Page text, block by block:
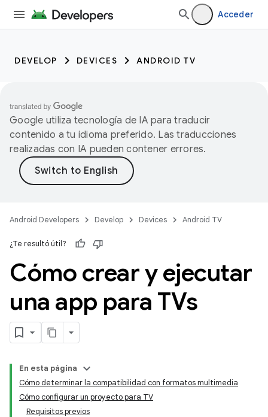
Acceder
DEVELOP DEVICES ANDROID TV
Google utiliza tecnología de IA para traducir
contenido a tu idioma preferido. Las traducciones
realizadas con IA pueden contener errores.
Android Developers Develop Devices Android TV
¿Te resultó útil?
Cómo crear y ejecutar
una app para TVs
En esta página
Cómo determinar la compatibilidad con formatos multimedia
Cómo configurar un proyecto para TV
Requisitos previos